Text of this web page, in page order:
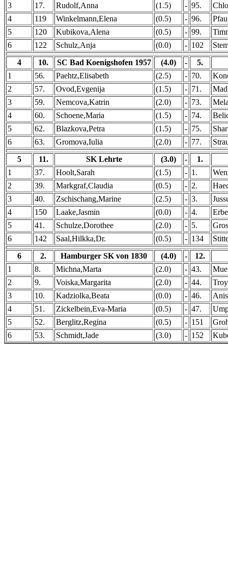
3
17. Rudolf,Anna (1.5) - 95.
4
119 Winkelmann,Elena (0.5) - 96.
5
120 Kubikova,Alena (0.5) - 99.
6
122 Schulz,Anja (0.0) - 102
4
10. SC Bad Koenigshofen 1957 (4.0) -
5.
1
56. Paehtz,Elisabeth (2.5) - 70.
2
57. Ovod,Evgenija (1.5) - 71.
3
59. Nemcova,Katrin (2.0) - 73.
4
60. Schoene,Maria (1.5) - 74.
5
62. Blazkova,Petra (1.5) - 75.
6
63. Gromova,Iulia (2.0) - 77.
5
11. SK Lehrte (3.0) -
1.
1
37. Hoolt,Sarah (1.5) - 1.
2
39. Markgraf,Claudia (0.5) - 2.
3
40. Zschischang,Marine (2.5) - 3.
4
150 Laake,Jasmin (0.0) - 4.
5
41. Schulze,Dorothee (2.0) - 5.
6
142 Saal,Hilkka,Dr. (0.5) - 134
6
2. Hamburger SK von 1830 (4.0) -
12.
1
8. Michna,Marta (2.0) - 43.
2
9. Voiska,Margarita (2.0) - 44.
3
10. Kadziolka,Beata (0.0) - 46.
4
51. Zickelbein,Eva-Maria (0.5) - 47.
5
52. Berglitz,Regina (0.5) - 151
6
53. Schmidt,Jade (3.0) - 152